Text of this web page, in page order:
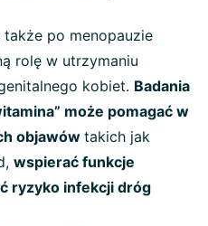
po menopauzie
rolę w utrzymaniu
kobiet. Badania
może pomagać w
objawów takich jak
wspierać funkcje
ryzyko infekcji dróg